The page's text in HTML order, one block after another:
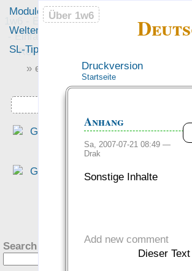
1w6 - Ein Würfel System
- Einfach saubere, freie
Rollenspiel-Regeln
Druckversion
Startseite
Anhang
Sa, 2007-07-21 08:49 —
Drak
Sonstige Inhalte
Add new comment
Dieser
Über 1w6
Module
Welten
SL-Tipps
» einfach saubere «
» Regeln «
Über 1w6
Search this site:
„Dass
Werte
und intuitiv.“
was